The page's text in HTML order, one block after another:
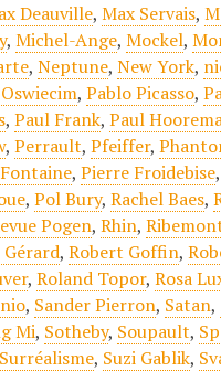
Deauville,Max Servais,
,Michel-Ange,Mockel,
,Neptune,New York,
Oswiecim,Pablo Picasso,
,Paul Frank,Paul
,Perrault,Pfeiffer,
,Pierre Froidebise
,Pol Bury,Rachel Baes,
Pogen,Rhin,
,Robert Goffin,
,Roland Topor,Rosa
, Sander Pierron, Satan,
Mi, Sotheby, Soupault,
Surréalisme, Suzi Gablik,